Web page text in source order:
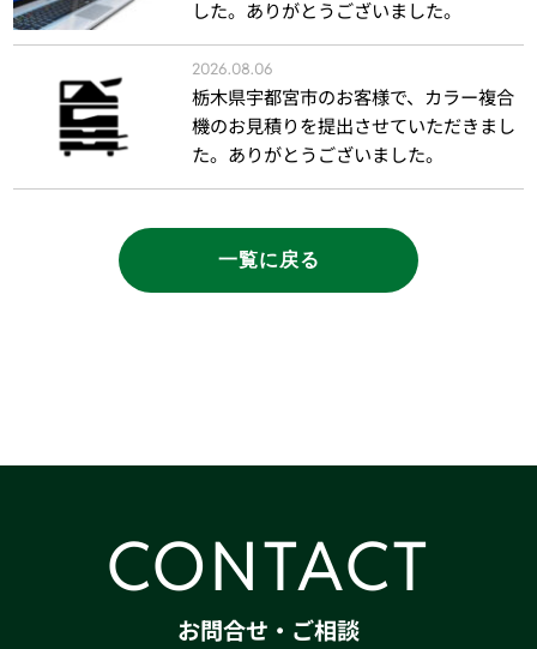
した。ありがとうございました。
2026.08.06
栃木県宇都宮市のお客様で、カラー複合
機のお見積りを提出させていただきまし
た。ありがとうございました。
一覧に戻る
CONTACT
お問合せ・ご相談